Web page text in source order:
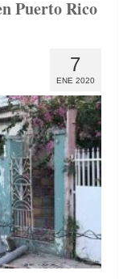
Puerto Rico
7
ENE 2020